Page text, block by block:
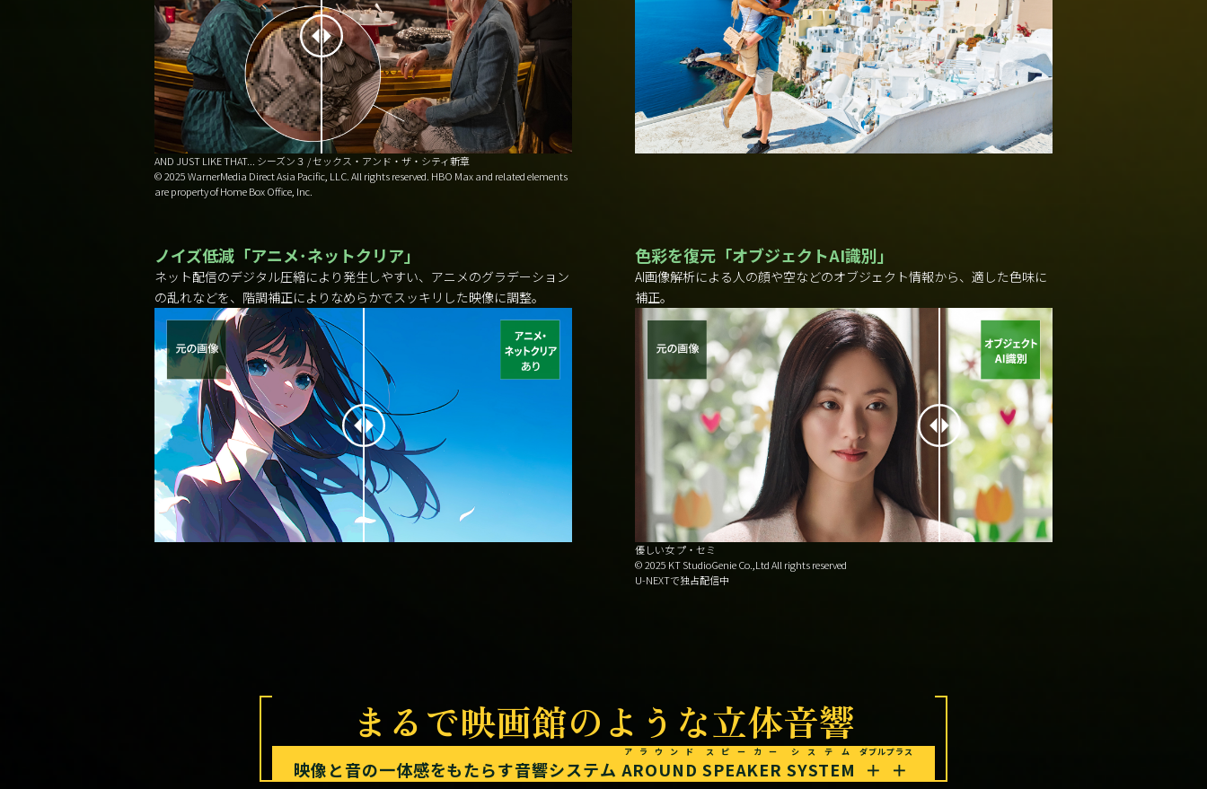
AND JUST LIKE THAT... シーズン３ / セックス・アンド・ザ・シティ新章
© 2025 WarnerMedia Direct Asia Pacific, LLC. All rights reserved. HBO Max and related elements
are property of Home Box Office, Inc.
ノイズ低減「アニメ･ネットクリア」
ネット配信のデジタル圧縮により発生しやすい、アニメのグラデーション
の乱れなどを、階調補正によりなめらかでスッキリした映像に調整。
色彩を復元「オブジェクトAI識別」
AI画像解析による人の顔や空などのオブジェクト情報から、適した色味に
補正。
優しい女 プ・セミ
© 2025 KT StudioGenie Co.,Ltd All rights reserved
U-NEXTで独占配信中
まるで映画館のような立体音響
映像と音の一体感をもたらす音響システム AROUND
アラウンド
SPEAKER
スピーカー
SYSTEM
システム
＋＋
ダブルプラス